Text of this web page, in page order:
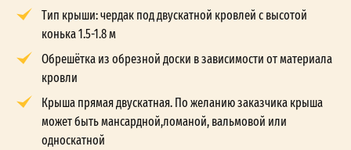
Тип крыши: чердак под двускатной кровлей с высотой
конька 1.5-1.8 м
Обрешётка из обрезной доски в зависимости от материала
кровли
Крыша прямая двускатная. По желанию заказчика крыша
может быть мансардной,ломаной, вальмовой или
односкатной